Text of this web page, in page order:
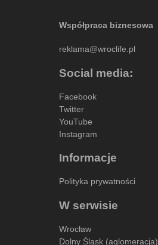
Współpraca biznesowa
reklama@wroclife.pl
Social media:
Facebook
Twitter
YouTube
Instagram
Informacje
Polityka prywatności
W serwisie
Wrocław
Dolny Śląsk (aglomeracja)